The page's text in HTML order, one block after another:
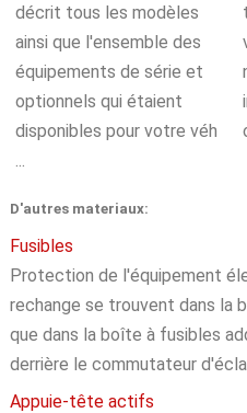
décrit tous les modèles
ainsi que l'ensemble des
équipements de série et
optionnels qui étaient
disponibles pour votre véh
D'autres materiaux:
Fusibles
Protection de l'équipement
rechange se trouvent dans la
que dans la boîte à fusibles
derrière le commutateur
Appuie-tête actifs